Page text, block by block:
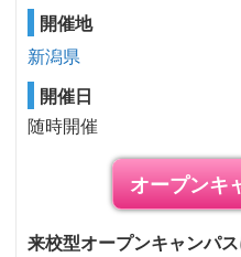
開催地
新潟県
開催日
随時開催
オープンキ
来校型オープンキャンパ